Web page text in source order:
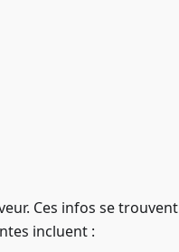
Ces infos se trouvent
incluent :